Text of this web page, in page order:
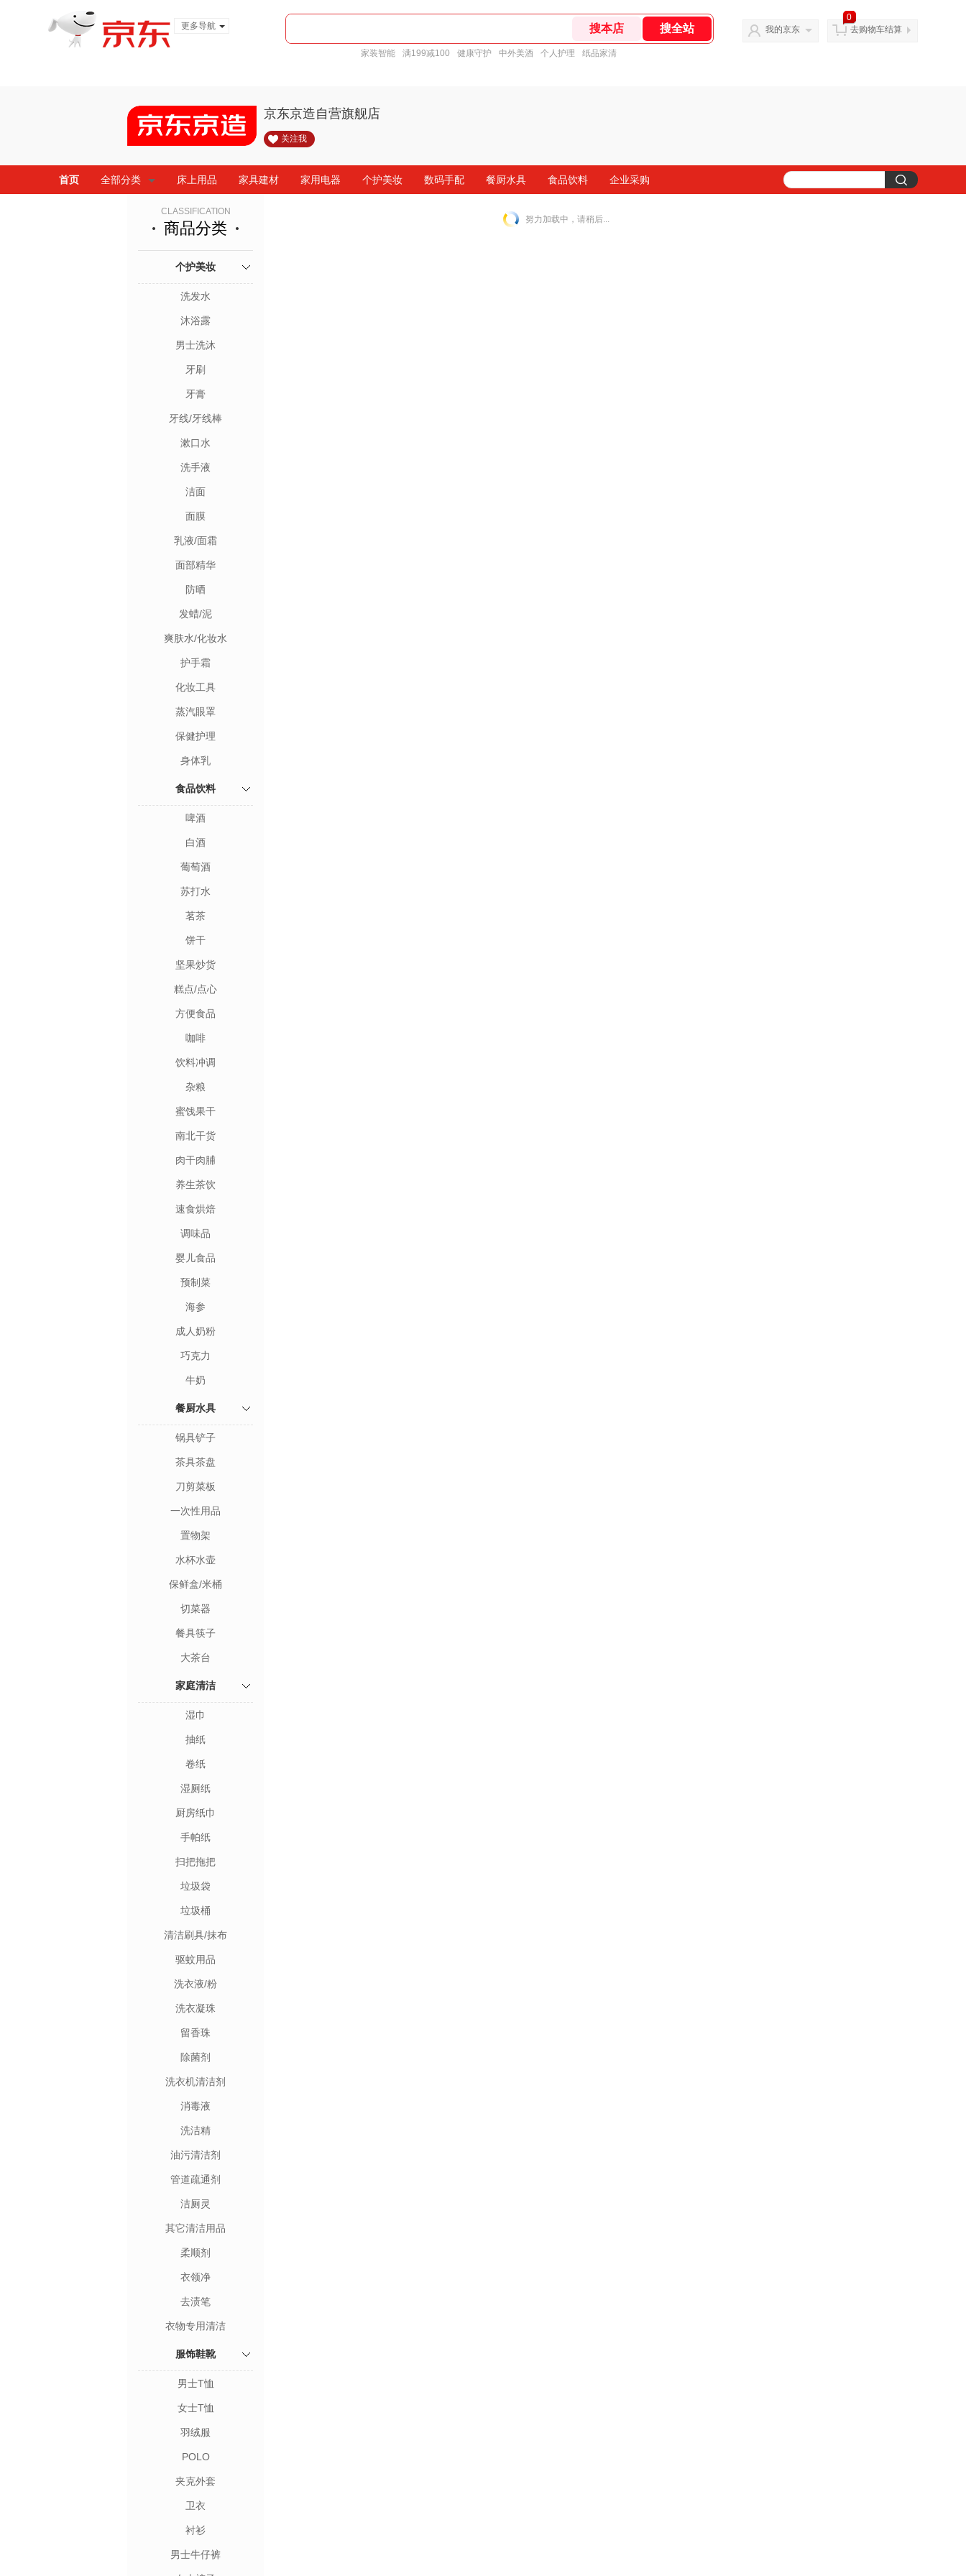
更多导航
家装智能 满199减100 健康守护 中外美酒 个人护理 纸品家清
我的京东
0
去购物车结算
京东京造自营旗舰店
关注我
首页 全部分类 床上用品 家具建材 家用电器 个护美妆 数码手配 餐厨水具 食品饮料 企业采购
CLASSIFICATION
商品分类
个护美妆
洗发水
沐浴露
男士洗沐
牙刷
牙膏
牙线/牙线棒
漱口水
洗手液
洁面
面膜
乳液/面霜
面部精华
防晒
发蜡/泥
爽肤水/化妆水
护手霜
化妆工具
蒸汽眼罩
保健护理
身体乳
食品饮料
啤酒
白酒
葡萄酒
苏打水
茗茶
饼干
坚果炒货
糕点/点心
方便食品
咖啡
饮料冲调
杂粮
蜜饯果干
南北干货
肉干肉脯
养生茶饮
速食烘焙
调味品
婴儿食品
预制菜
海参
成人奶粉
巧克力
牛奶
餐厨水具
锅具铲子
茶具茶盘
刀剪菜板
一次性用品
置物架
水杯水壶
保鲜盒/米桶
切菜器
餐具筷子
大茶台
家庭清洁
湿巾
抽纸
卷纸
湿厕纸
厨房纸巾
手帕纸
扫把拖把
垃圾袋
垃圾桶
清洁刷具/抹布
驱蚊用品
洗衣液/粉
洗衣凝珠
留香珠
除菌剂
洗衣机清洁剂
消毒液
洗洁精
油污清洁剂
管道疏通剂
洁厕灵
其它清洁用品
柔顺剂
衣领净
去渍笔
衣物专用清洁
服饰鞋靴
男士T恤
女士T恤
羽绒服
POLO
夹克外套
卫衣
衬衫
男士牛仔裤
努力加载中，请稍后...